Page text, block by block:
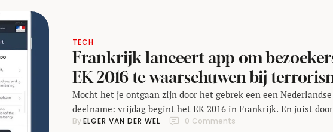
TECH
Frankrijk lanceert app om
EK 2016 te waarschuwen bij
Mocht het je ontgaan zijn door het gebrek een een Nederlandse
deelname: vrijdag begint het EK 2016 in Frankrijk. En juist
het Frankrijk plaatsvindt, maken mensen zich zorgen over
By ELGER VAN DER WEL 0 Comments